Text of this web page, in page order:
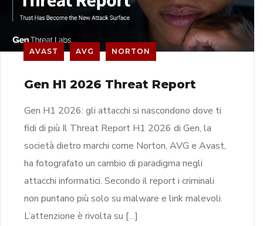
AVAST AVG NORTON
Gen H1 2026 Threat Report
Gen H1 2026: gli attacchi si nascondono dove ti
fidi di più Il Threat Report H1 2026 di Gen, la
società dietro marchi come Norton, AVG e Avast,
ha fotografato un cambio di paradigma negli
attacchi informatici. Secondo il report i criminali
non puntano più solo su malware e link malevoli.
L’attenzione è rivolta su […]